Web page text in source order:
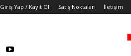
Giriş Yap / Kayıt Ol Satış Noktaları İletişim